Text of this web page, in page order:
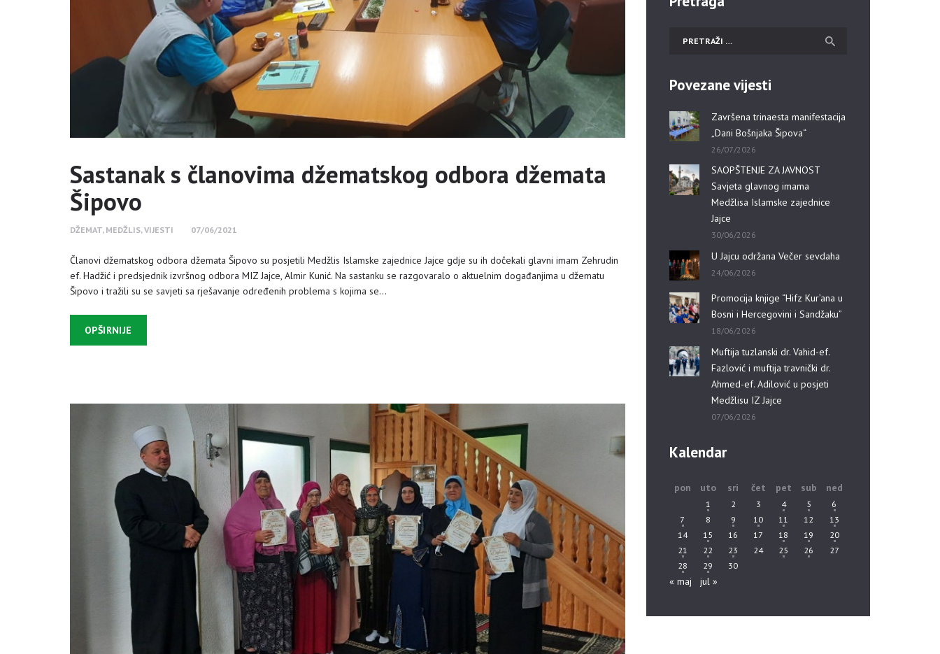
Sastanak s članovima džematskog odbora džemata
Šipovo
DŽEMAT, MEDŽLIS,VIJESTI 07/06/2021
Članovi džematskog odbora džemata Šipovo su posjetili Medžlis Islamske zajednice Jajce gdje su ih dočekali glavni imam Zehrudin
ef. Hadžić i predsjednik izvršnog odbora MIZ Jajce, Almir Kunić. Na sastanku se razgovaralo o aktuelnim događanjima u džematu
Šipovo i tražili su se savjeti sa rješavanje određenih problema s kojima se…
OPŠIRNIJE
Povezane vijesti
Završena trinaesta manifestacija
„Dani Bošnjaka Šipova“
26/07/2026
SAOPŠTENJE ZA JAVNOST
Savjeta glavnog imama
Medžlisa Islamske zajednice
Jajce
30/06/2026
U Jajcu održana Večer sevdaha
24/06/2026
Promocija knjige “Hifz Kur’ana u
Bosni i Hercegovini i Sandžaku”
18/06/2026
Muftija tuzlanski dr. Vahid-ef.
Fazlović i muftija travnički dr.
Ahmed-ef. Adilović u posjeti
Medžlisu IZ Jajce
07/06/2026
Kalendar
pon uto sri čet pet sub ned
1 2 3 4 5
6
7
8 9 10 11 12
13
14
15 16 17 18 19
20
21
22 23 24 25 26
27
28
29 30
« maj jul »